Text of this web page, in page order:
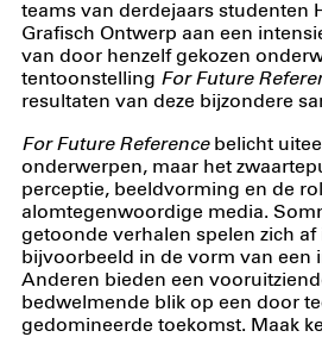
teams van derdejaars studenten
Grafisch Ontwerp aan een
van door henzelf gekozen
tentoonstelling For Future
resultaten van deze bijzondere
For Future Referencebelicht
onderwerpen, maar het
perceptie, beeldvorming en de
alomtegenwoordige media.
getoonde verhalen spelen zich af
bijvoorbeeld in de vorm van een
Anderen bieden een
bedwelmende blik op een door
gedomineerde toekomst. Maak